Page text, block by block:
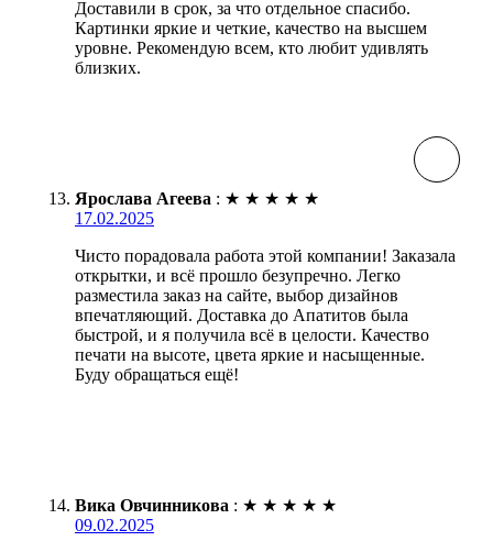
Доставили в срок, за что отдельное спасибо.
Картинки яркие и четкие, качество на высшем
уровне. Рекомендую всем, кто любит удивлять
близких.
Ярослава Агеева : ★ ★ ★ ★ ★
17.02.2025
Чисто порадовала работа этой компании! Заказала
открытки, и всё прошло безупречно. Легко
разместила заказ на сайте, выбор дизайнов
впечатляющий. Доставка до Апатитов была
быстрой, и я получила всё в целости. Качество
печати на высоте, цвета яркие и насыщенные.
Буду обращаться ещё!
Вика Овчинникова : ★ ★ ★ ★ ★
09.02.2025